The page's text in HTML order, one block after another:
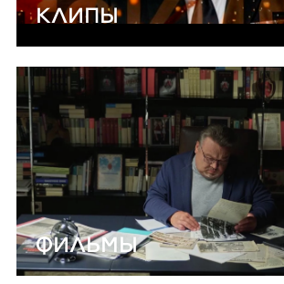
КЛИПЫ
ФИЛЬМЫ